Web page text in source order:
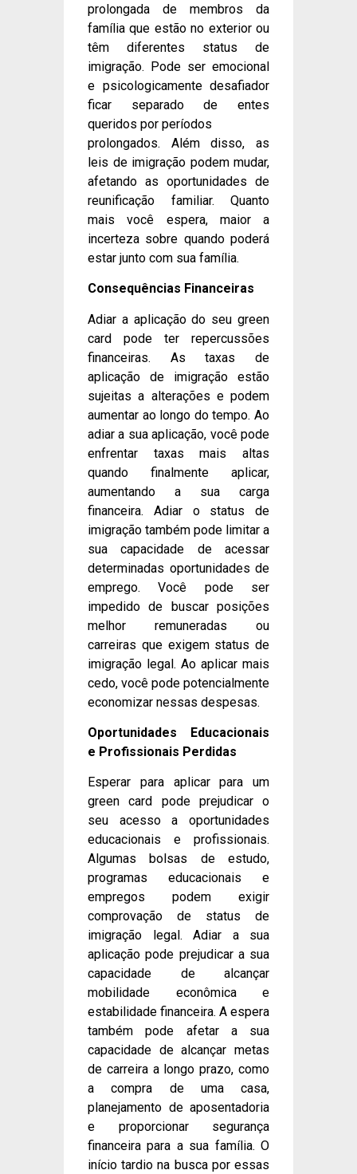
prolongada de membros da
família que estão no exterior ou
têm diferentes status de
imigração. Pode ser emocional
e psicologicamente desafiador
ficar separado de entes
queridos por períodos
prolongados. Além disso, as
leis de imigração podem mudar,
afetando as oportunidades de
reunificação familiar. Quanto
mais você espera, maior a
incerteza sobre quando poderá
estar junto com sua família.
Consequências Financeiras
Adiar a aplicação do seu green
card pode ter repercussões
financeiras. As taxas de
aplicação de imigração estão
sujeitas a alterações e podem
aumentar ao longo do tempo. Ao
adiar a sua aplicação, você pode
enfrentar taxas mais altas
quando finalmente aplicar,
aumentando a sua carga
financeira. Adiar o status de
imigração também pode limitar a
sua capacidade de acessar
determinadas oportunidades de
emprego. Você pode ser
impedido de buscar posições
melhor remuneradas ou
carreiras que exigem status de
imigração legal. Ao aplicar mais
cedo, você pode potencialmente
economizar nessas despesas.
Oportunidades Educacionais
e Profissionais Perdidas
Esperar para aplicar para um
green card pode prejudicar o
seu acesso a oportunidades
educacionais e profissionais.
Algumas bolsas de estudo,
programas educacionais e
empregos podem exigir
comprovação de status de
imigração legal. Adiar a sua
aplicação pode prejudicar a sua
capacidade de alcançar
mobilidade econômica e
estabilidade financeira. A espera
também pode afetar a sua
capacidade de alcançar metas
de carreira a longo prazo, como
a compra de uma casa,
planejamento de aposentadoria
e proporcionar segurança
financeira para a sua família. O
início tardio na busca por essas